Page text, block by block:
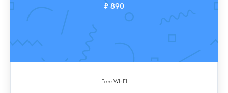
₽ 890
Free WI-FI